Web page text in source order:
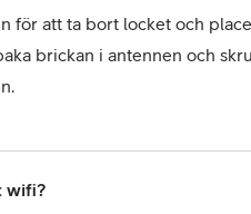
för att ta bort locket och
brickan i antennen och
wifi?